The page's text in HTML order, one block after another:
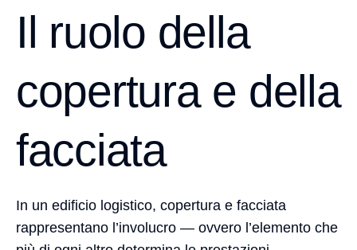
Il ruolo della
copertura e della
facciata
In un edificio logistico, copertura e facciata
rappresentano l’involucro — ovvero l’elemento che